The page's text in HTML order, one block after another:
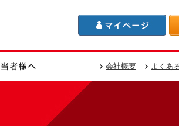
会社概要 よくあ